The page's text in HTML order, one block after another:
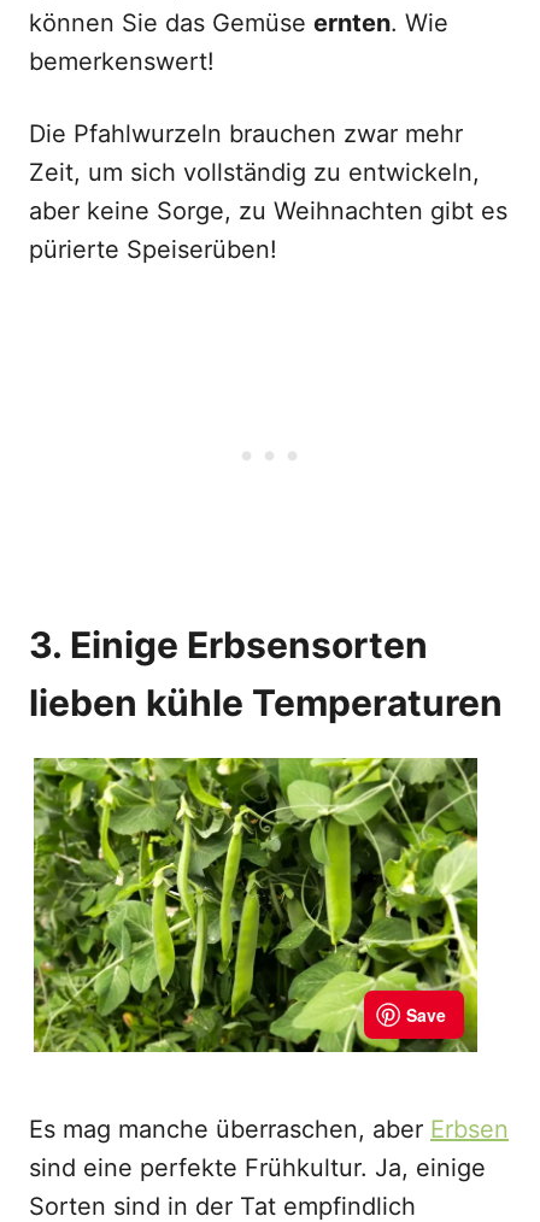
können Sie das Gemüse ernten. Wie
bemerkenswert!
Die Pfahlwurzeln brauchen zwar mehr
Zeit, um sich vollständig zu entwickeln,
aber keine Sorge, zu Weihnachten gibt es
pürierte Speiserüben!
3. Einige Erbsensorten
lieben kühle Temperaturen
Es mag manche überraschen, aber Erbsen
sind eine perfekte Frühkultur. Ja, einige
Sorten sind in der Tat empfindlich